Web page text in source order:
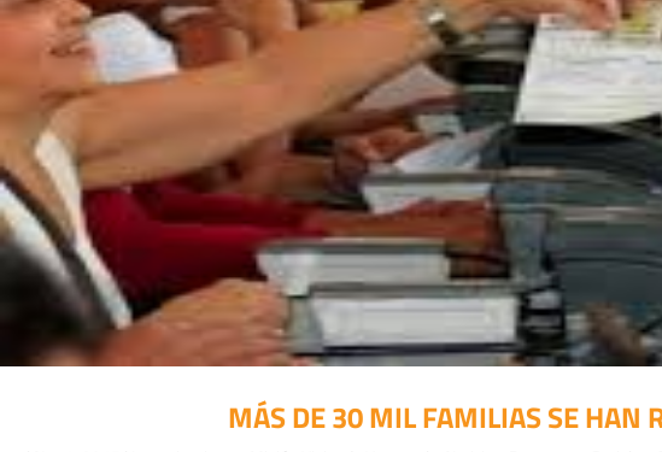
MÁS DE 30 MIL FAMILIAS SE HAN